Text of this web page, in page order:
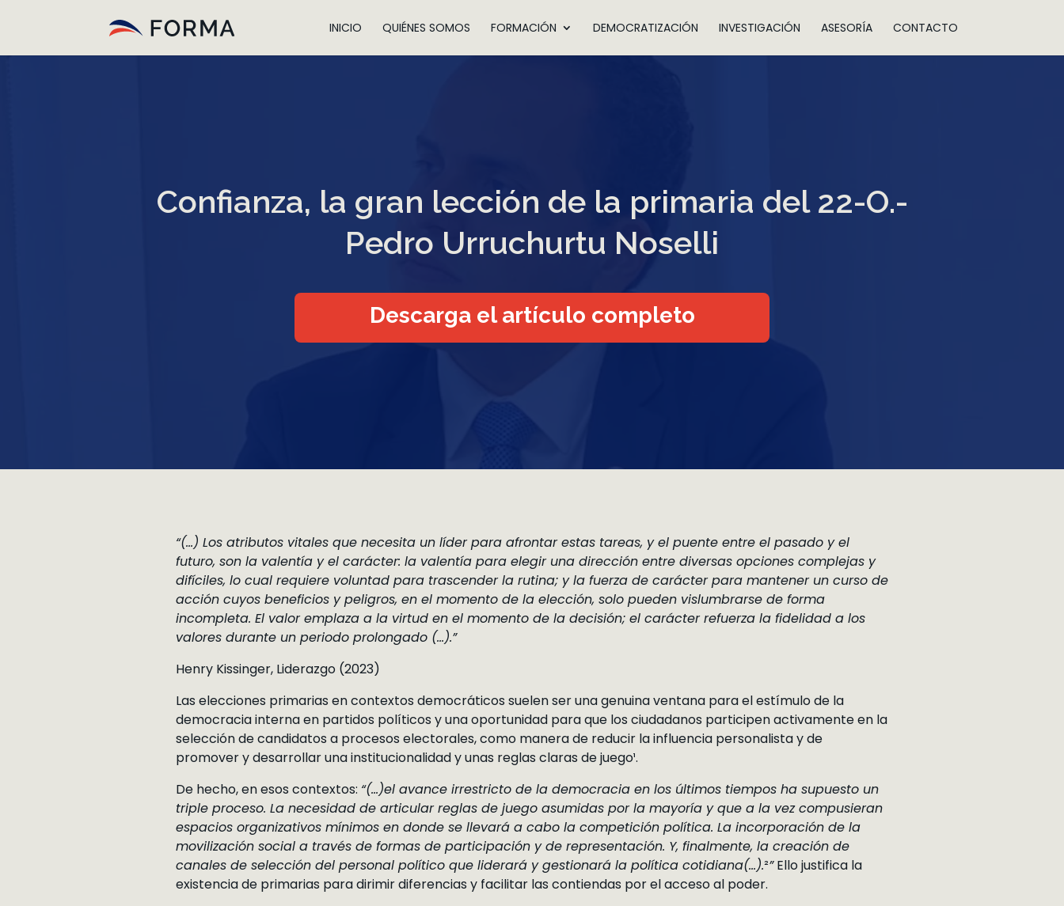
INICIO QUIÉNES SOMOS FORMACIÓN DEMOCRATIZACIÓN INVESTIGACIÓN ASESORÍA CONTACTO
Confianza, la gran lección de la primaria del 22-O.-
Pedro Urruchurtu Noselli
Descarga el artículo completo
“(…) Los atributos vitales que necesita un líder para afrontar estas tareas, y el puente entre el pasado y el
futuro, son la valentía y el carácter: la valentía para elegir una dirección entre diversas opciones complejas y
difíciles, lo cual requiere voluntad para trascender la rutina; y la fuerza de carácter para mantener un curso de
acción cuyos beneficios y peligros, en el momento de la elección, solo pueden vislumbrarse de forma
incompleta. El valor emplaza a la virtud en el momento de la decisión; el carácter refuerza la fidelidad a los
valores durante un periodo prolongado (…).”
Henry Kissinger, Liderazgo (2023)
Las elecciones primarias en contextos democráticos suelen ser una genuina ventana para el estímulo de la
democracia interna en partidos políticos y una oportunidad para que los ciudadanos participen activamente en la
selección de candidatos a procesos electorales, como manera de reducir la influencia personalista y de
promover y desarrollar una institucionalidad y unas reglas claras de juego¹.
De hecho, en esos contextos: “(…)el avance irrestricto de la democracia en los últimos tiempos ha supuesto un
triple proceso. La necesidad de articular reglas de juego asumidas por la mayoría y que a la vez compusieran
espacios organizativos mínimos en donde se llevará a cabo la competición política. La incorporación de la
movilización social a través de formas de participación y de representación. Y, finalmente, la creación de
canales de selección del personal político que liderará y gestionará la política cotidiana(…).²”Ello justifica la
existencia de primarias para dirimir diferencias y facilitar las contiendas por el acceso al poder.